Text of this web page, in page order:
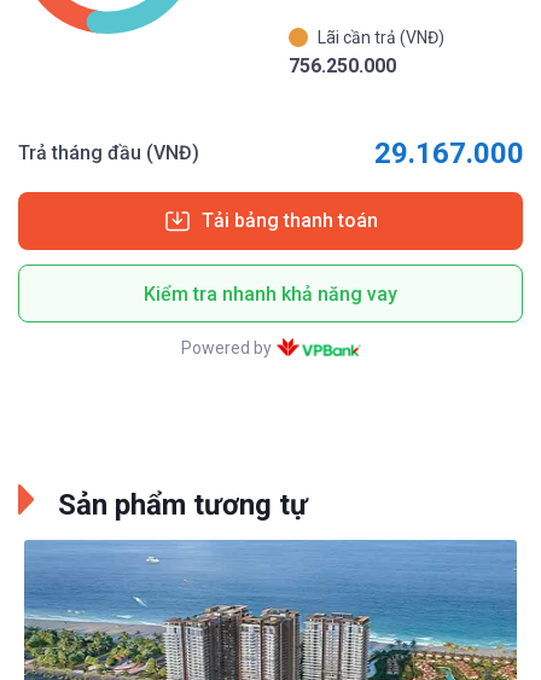
Lãi cần trả (VNĐ)
756.250.000
Trả tháng đầu (VNĐ) 29.167.000
Tải bảng thanh toán
Kiểm tra nhanh khả năng vay
Powered by
Sản phẩm tương tự